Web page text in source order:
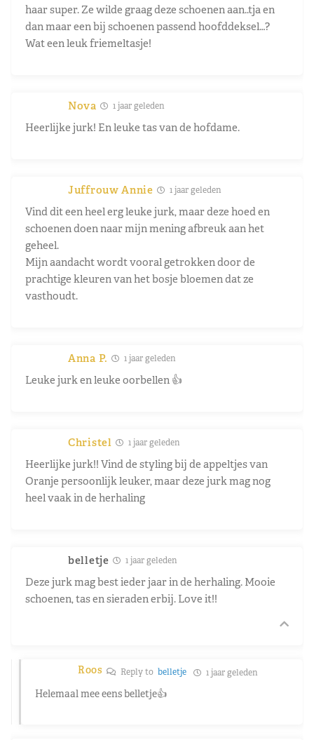
haar super. Ze wilde graag deze schoenen aan..tja en
dan maar een bij schoenen passend hoofddeksel…?
Wat een leuk friemeltasje!
Nova 1 jaar geleden
Heerlijke jurk! En leuke tas van de hofdame.
Juffrouw Annie 1 jaar geleden
Vind dit een heel erg leuke jurk, maar deze hoed en
schoenen doen naar mijn mening afbreuk aan het
geheel.
Mijn aandacht wordt vooral getrokken door de
prachtige kleuren van het bosje bloemen dat ze
vasthoudt.
Anna P. 1 jaar geleden
Leuke jurk en leuke oorbellen 👍
Christel 1 jaar geleden
Heerlijke jurk!! Vind de styling bij de appeltjes van
Oranje persoonlijk leuker, maar deze jurk mag nog
heel vaak in de herhaling
belletje 1 jaar geleden
Deze jurk mag best ieder jaar in de herhaling. Mooie
schoenen, tas en sieraden erbij. Love it!!
Roos Reply to belletje 1 jaar geleden
Helemaal mee eens belletje👍